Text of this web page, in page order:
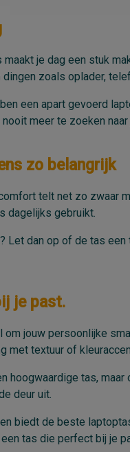
je dag een stuk
dingen zoals oplader,
een apart gevoerd
meer te zoeken
zo belangrijk
telt net zo zwaar
dagelijks gebruikt.
Let dan op of de tas
je past.
om jouw persoonlijke
met textuur of
hoogwaardige tas,
deur uit.
biedt de beste
tas die perfect bij je